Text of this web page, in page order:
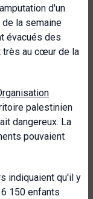
d'un
la semaine
évacués des
très au cœur de la
palestinien
dangereux. La
pouvaient
indiquaient qu'il y
150 enfants